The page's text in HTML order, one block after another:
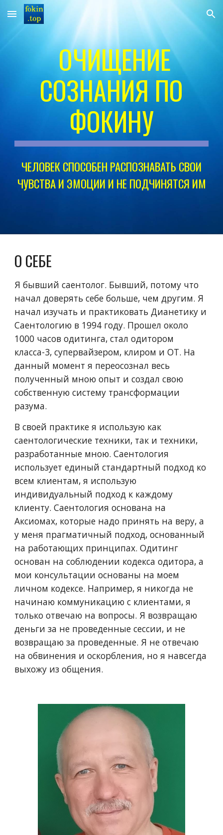
Skip to main content Skip to navigation
ОЧИЩЕНИЕ
СОЗНАНИЯ ПО
ФОКИНУ
ЧЕЛОВЕК СПОСОБЕН РАСПОЗНАВАТЬ СВОИ
ЧУВСТВА И ЭМОЦИИ И НЕ ПОДЧИНЯТСЯ ИМ
О СЕБЕ
Я бывший саентолог. Бывший, потому что
начал доверять себе больше, чем другим. Я
начал изучать и практиковать Дианетику и
Саентологию в 1994 году. Прошел около
1000 часов одитинга, стал одитором
класса-3, супервайзером, клиром и ОТ. На
данный момент я переосознал весь
полученный мною опыт и создал свою
собственную систему трансформации
разума.
В своей практике я использую как
саентологические техники, так и техники,
разработанные мною. Саентология
использует единый стандартный подход ко
всем клиентам, я использую
индивидуальный подход к каждому
клиенту. Саентология основана на
Аксиомах, которые надо принять на веру, а
у меня прагматичный подход, основанный
на работающих принципах. Одитинг
основан на соблюдении кодекса одитора, а
мои консультации основаны на моем
личном кодексе. Например, я никогда не
начинаю коммуникацию с клиентами, я
только отвечаю на вопросы. Я возвращаю
деньги за не проведенные сессии, и не
возвращаю за проведенные. Я не отвечаю
на обвинения и оскорбления, но я навсегда
выхожу из общения.